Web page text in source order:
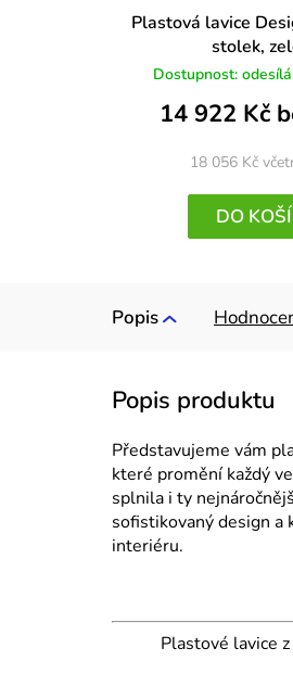
Plastová lavice
stolek,
Dostupnost:
14 922 Kč
18 056 Kč
DO
Popis
Představujeme vám
které promění každý
splnila i ty
sofistikovaný design a
interiéru.
Plastové lavice